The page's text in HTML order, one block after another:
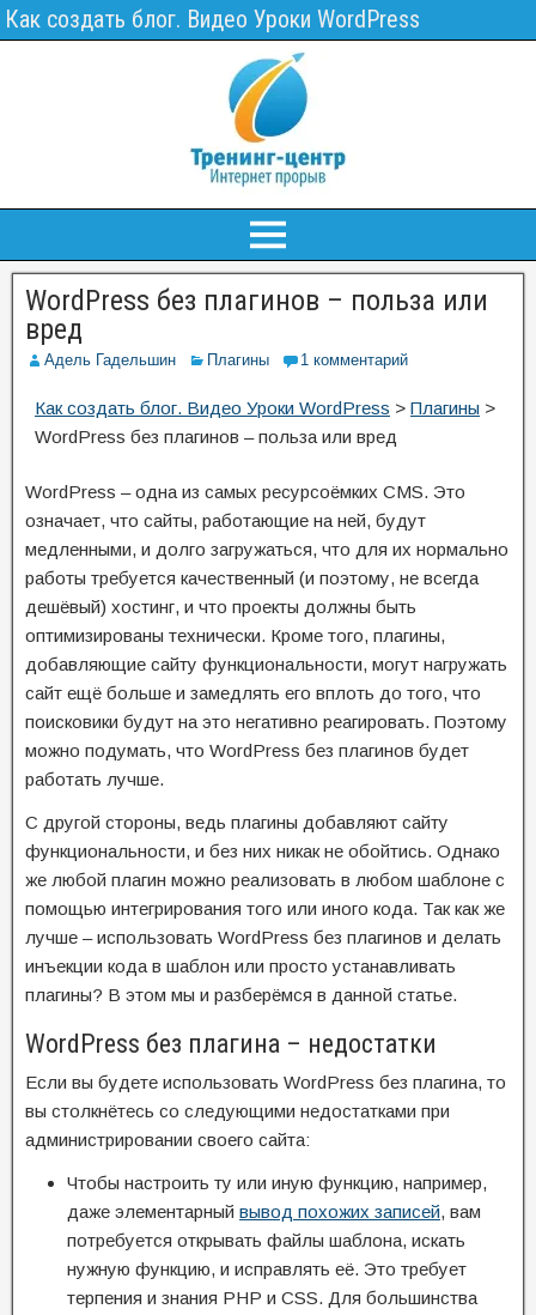
Как создать блог. Видео Уроки WordPress
WordPress без плагинов – польза или
вред
Адель Гадельшин Плагины 1 комментарий
Как создать блог. Видео Уроки WordPress > Плагины >
WordPress без плагинов – польза или вред
WordPress – одна из самых ресурсоёмких CMS. Это
означает, что сайты, работающие на ней, будут
медленными, и долго загружаться, что для их нормально
работы требуется качественный (и поэтому, не всегда
дешёвый) хостинг, и что проекты должны быть
оптимизированы технически. Кроме того, плагины,
добавляющие сайту функциональности, могут нагружать
сайт ещё больше и замедлять его вплоть до того, что
поисковики будут на это негативно реагировать. Поэтому
можно подумать, что WordPress без плагинов будет
работать лучше.
С другой стороны, ведь плагины добавляют сайту
функциональности, и без них никак не обойтись. Однако
же любой плагин можно реализовать в любом шаблоне с
помощью интегрирования того или иного кода. Так как же
лучше – использовать WordPress без плагинов и делать
инъекции кода в шаблон или просто устанавливать
плагины? В этом мы и разберёмся в данной статье.
WordPress без плагина – недостатки
Если вы будете использовать WordPress без плагина, то
вы столкнётесь со следующими недостатками при
администрировании своего сайта:
Чтобы настроить ту или иную функцию, например,
даже элементарный вывод похожих записей, вам
потребуется открывать файлы шаблона, искать
нужную функцию, и исправлять её. Это требует
терпения и знания PHP и CSS. Для большинства